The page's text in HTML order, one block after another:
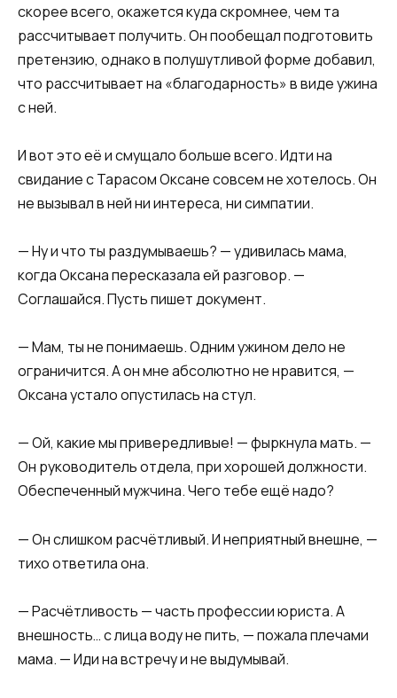
скорее всего, окажется куда скромнее, чем та
рассчитывает получить. Он пообещал подготовить
претензию, однако в полушутливой форме добавил,
что рассчитывает на «благодарность» в виде ужина
с ней.
И вот это её и смущало больше всего. Идти на
свидание с Тарасом Оксане совсем не хотелось. Он
не вызывал в ней ни интереса, ни симпатии.
— Ну и что ты раздумываешь? — удивилась мама,
когда Оксана пересказала ей разговор. —
Соглашайся. Пусть пишет документ.
— Мам, ты не понимаешь. Одним ужином дело не
ограничится. А он мне абсолютно не нравится, —
Оксана устало опустилась на стул.
— Ой, какие мы привередливые! — фыркнула мать. —
Он руководитель отдела, при хорошей должности.
Обеспеченный мужчина. Чего тебе ещё надо?
— Он слишком расчётливый. И неприятный внешне, —
тихо ответила она.
— Расчётливость — часть профессии юриста. А
внешность… с лица воду не пить, — пожала плечами
мама. — Иди на встречу и не выдумывай.